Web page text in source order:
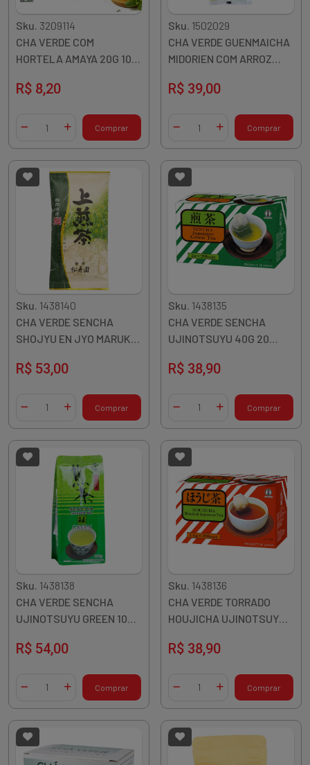
Sku. 3209114
CHA VERDE COM
HORTELA AMAYA 20G 10
R$ 8,20
Diminuir QuantidadeAdicionar Quantidade
Comprar
Sku. 1502029
CHA VERDE GUENMAICHA
MIDORIEN COM ARROZ
R$ 39,00
Diminuir QuantidadeAdicionar Quantidade
Comprar
Sku. 1438140
CHA VERDE SENCHA
SHOJYU EN JYO MARUKA
R$ 53,00
Diminuir QuantidadeAdicionar Quantidade
Comprar
Sku. 1438135
CHA VERDE SENCHA
UJINOTSUYU 40G 20
R$ 38,90
Diminuir QuantidadeAdicionar Quantidade
Comprar
Sku. 1438138
CHA VERDE SENCHA
UJINOTSUYU GREEN 100G
R$ 54,00
Diminuir QuantidadeAdicionar Quantidade
Comprar
Sku. 1438136
CHA VERDE TORRADO
HOUJICHA UJINOTSUYU
R$ 38,90
Diminuir QuantidadeAdicionar Quantidade
Comprar